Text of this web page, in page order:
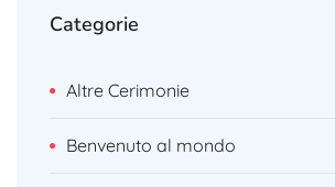
Categorie
Altre Cerimonie
Benvenuto al mondo